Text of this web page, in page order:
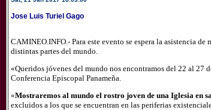
Jose Luis Turiel Gago
CAMINEO.INFO.- Para este evento se espera la asistencia
distintas partes del mundo.
«Queridos jóvenes del mundo nos encontramos del 22 al 27
Conferencia Episcopal Panameña.
«Mostraremos al mundo el rostro joven de una Iglesia en
excluidos a los que se encuentran en las periferias